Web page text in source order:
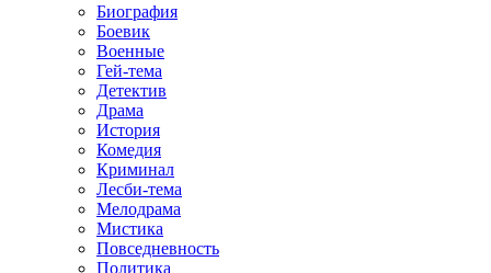
Биография
Боевик
Военные
Гей-тема
Детектив
Драма
История
Комедия
Криминал
Лесби-тема
Мелодрама
Мистика
Повседневность
Политика